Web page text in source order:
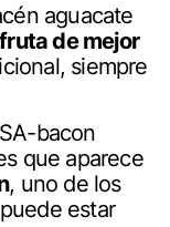
aguacate
fruta de mejor
siempre
que aparece
, uno de los
estar